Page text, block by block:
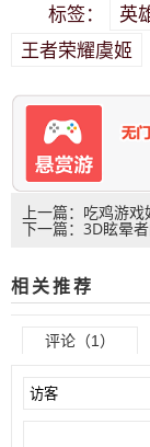
标签： 英
王者荣耀虞姬
上一篇：吃鸡游
下一篇：3D眩晕
相关推荐
评论（1）